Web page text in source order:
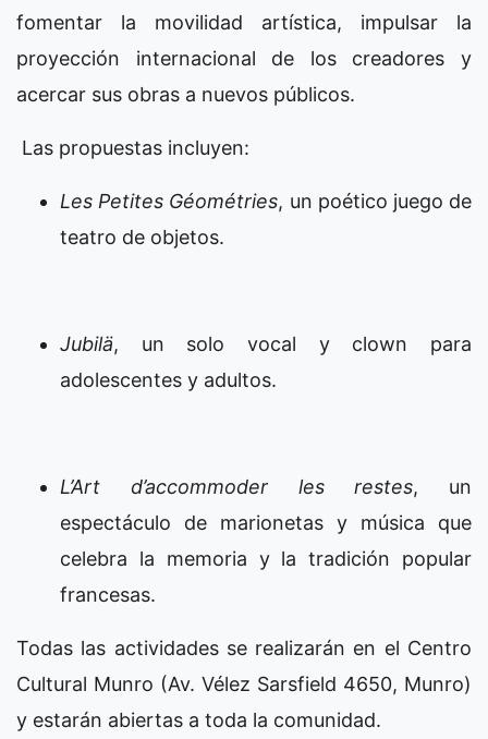
fomentar la movilidad artística, impulsar la
proyección internacional de los creadores y
acercar sus obras a nuevos públicos.
Las propuestas incluyen:
Les Petites Géométries, un poético juego de
teatro de objetos.
Jubilä, un solo vocal y clown para
adolescentes y adultos.
L’Art d’accommoder les restes, un
espectáculo de marionetas y música que
celebra la memoria y la tradición popular
francesas.
Todas las actividades se realizarán en el Centro
Cultural Munro (Av. Vélez Sarsfield 4650, Munro)
y estarán abiertas a toda la comunidad.